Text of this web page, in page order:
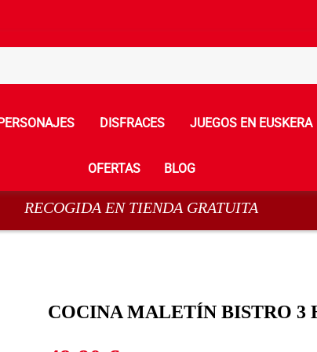
DISFRACES JUEGOS EN EUSKERA
OFERTAS BLOG
RECOGIDA EN TIENDA GRATUITA
COCINA MALETÍN BISTRO 3